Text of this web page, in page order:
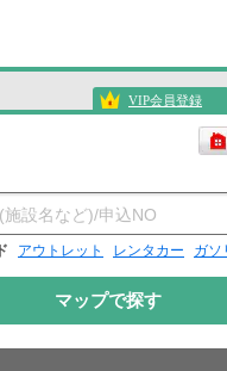
VIP会員登録
アウトレット レンタカー ガソ
マップで探す